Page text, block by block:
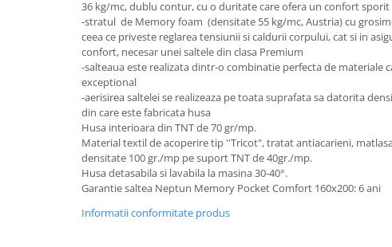
36 kg/mc, dublu contur, cu o duritate care ofera un confort sporit
-stratul de Memory foam (densitate 55 kg/mc, Austria) cu
ceea ce priveste reglarea tensiunii si caldurii corpului, cat si in
confort, necesar unei saltele din clasa Premium
-salteaua este realizata dintr-o combinatie perfecta de materiale
exceptional
-aerisirea saltelei se realizeaza pe toata suprafata sa datorita
din care este fabricata husa
Husa interioara din TNT de 70 gr/mp.
Material textil de acoperire tip ''Tricot", tratat antiacarieni,
densitate 100 gr./mp pe suport TNT de 40gr./mp.
Husa detasabila si lavabila la masina 30-40°.
Garantie saltea Neptun Memory Pocket Comfort 160x200: 6 ani
Informatii conformitate produs